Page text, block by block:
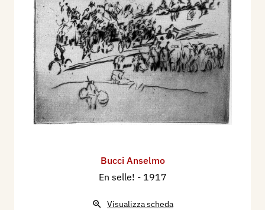
Bucci Anselmo
En selle! - 1917
Visualizza scheda